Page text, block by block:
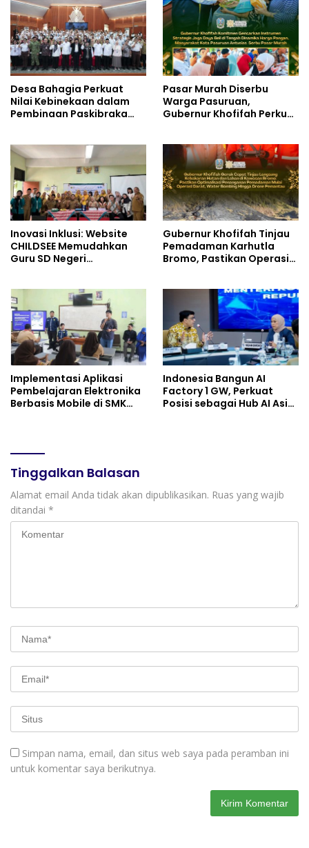
Desa Bahagia Perkuat
Nilai Kebinekaan dalam
Pembinaan Paskibraka
Pasar Murah Diserbu
Warga Pasuruan,
Gubernur Khofifah Perkuat
Inovasi Inklusi: Website
CHILDSEE Memudahkan
Guru SD Negeri
Berkebutuhan Khusus
Gubernur Khofifah Tinjau
Pemadaman Karhutla
Bromo, Pastikan Operasi
Implementasi Aplikasi
Pembelajaran Elektronika
Berbasis Mobile di SMK
Indonesia Bangun AI
Factory 1 GW, Perkuat
Posisi sebagai Hub AI Asia
Tinggalkan Balasan
Alamat email Anda tidak akan dipublikasikan. Ruas yang wajib
ditandai *
Simpan nama, email, dan situs web saya pada peramban ini
untuk komentar saya berikutnya.